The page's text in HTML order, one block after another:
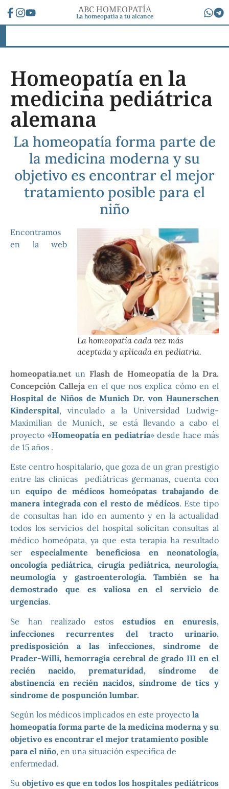
ABC HOMEOPATÍA
La homeopatía a tu alcance
Homeopatía en la
medicina pediátrica
alemana
La homeopatía forma parte de
la medicina moderna y su
objetivo es encontrar el mejor
tratamiento posible para el
niño
La homeopatía cada vez más
aceptada y aplicada en pediatria.
Encontramos
en la web
homeopatia.net un Flash de Homeopatía de la Dra.
Concepción Calleja en el que nos explica cómo en el
Hospital de Niños de Munich Dr. von Haunerschen
Kinderspital, vinculado a la Universidad Ludwig-
Maximilian de Munich, se está llevando a cabo el
proyecto «Homeopatía en pediatría» desde hace más
de 15 años .
Este centro hospitalario, que goza de un gran prestigio
entre las clínicas pediátricas germanas, cuenta con
un equipo de médicos homeópatas trabajando de
manera integrada con el resto de médicos. Este tipo
de consultas han ido en aumento y en la actualidad
todos los servicios del hospital solicitan consultas al
médico homeópata, ya que esta terapia ha resultado
ser especialmente beneficiosa en neonatología,
oncología pediátrica, cirugía pediátrica, neurología,
neumología y gastroenterología. También se ha
demostrado que es valiosa en el servicio de
urgencias.
Se han realizado estos estudios en enuresis,
infecciones recurrentes del tracto urinario,
predisposición a las infecciones, síndrome de
Prader-Willi, hemorragia cerebral de grado III en el
recién nacido, prematuridad, síndrome de
abstinencia en recién nacidos, síndrome de tics y
síndrome de pospunción lumbar.
Según los médicos implicados en este proyecto la
homeopatía forma parte de la medicina moderna y su
objetivo es encontrar el mejor tratamiento posible
para el niño, en una situación específica de
enfermedad.
Su objetivo es que en todos los hospitales pediátricos